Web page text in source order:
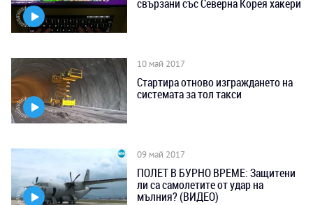
свързани със Северна Корея хакери
10 май 2017
Стартира отново изграждането на
системата за тол такси
09 май 2017
ПОЛЕТ В БУРНО ВРЕМЕ: Защитени
ли са самолетите от удар на
мълния? (ВИДЕО)